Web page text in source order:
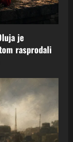
je
rasprodali